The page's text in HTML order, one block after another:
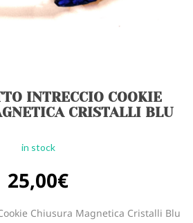
INTRECCIO COOKIE
CRISTALLI BLU
in stock
25,00€
Chiusura Magnetica Cristalli Blu